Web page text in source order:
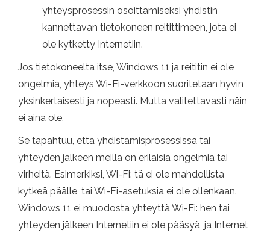
yhteysprosessin osoittamiseksi yhdistin
kannettavan tietokoneen reitittimeen, jota ei
ole kytketty Internetiin.
Jos tietokoneelta itse, Windows 11 ja reititin ei ole
ongelmia, yhteys Wi-Fi-verkkoon suoritetaan hyvin
yksinkertaisesti ja nopeasti. Mutta valitettavasti näin
ei aina ole.
Se tapahtuu, että yhdistämisprosessissa tai
yhteyden jälkeen meillä on erilaisia ​​ongelmia tai
virheitä. Esimerkiksi, Wi-Fi: tä ei ole mahdollista
kytkeä päälle, tai Wi-Fi-asetuksia ei ole ollenkaan.
Windows 11 ei muodosta yhteyttä Wi-Fi: hen tai
yhteyden jälkeen Internetiin ei ole pääsyä, ja Internet